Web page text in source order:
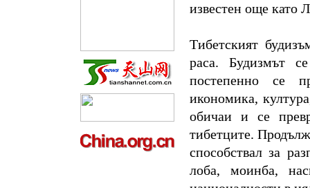
известен още като
Тибетският
раса. Будизмът
постепенно се
икономика,
обичаи и се
тибетците.
способствал за
лоба, моинба,